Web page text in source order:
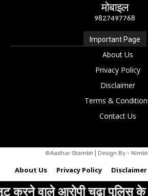
मोबाइल
9827497768
Important Page
About Us
Privacy Policy
Disclaimer
Terms &
Contact Us
©Aadhar Stambh | Design By -
About Us Privacy Policy Disclaimer
Terms & Conditions Contact Us
पुलिस के हत्थे